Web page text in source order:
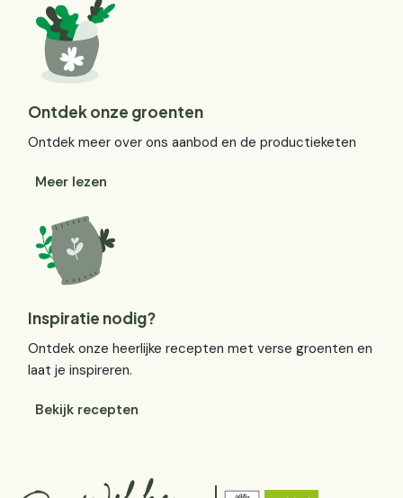
Ontdek onze groenten
Ontdek meer over ons aanbod en de productieketen
Meer lezen
Inspiratie nodig?
Ontdek onze heerlijke recepten met verse groenten en
laat je inspireren.
Bekijk recepten